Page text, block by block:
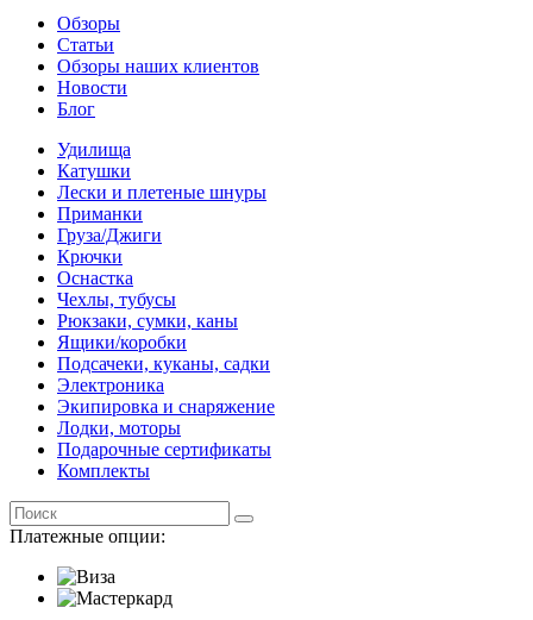
Обзоры
Статьи
Обзоры наших клиентов
Новости
Блог
Удилища
Катушки
Лески и плетеные шнуры
Приманки
Груза/Джиги
Крючки
Оснастка
Чехлы, тубусы
Рюкзаки, сумки, каны
Ящики/коробки
Подсачеки, куканы, садки
Электроника
Экипировка и снаряжение
Лодки, моторы
Подарочные сертификаты
Комплекты
Платежные опции: